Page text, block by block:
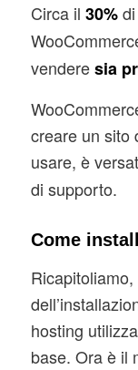
Circa il 30%di
venderesia
creare un sito
usare, è
di supporto.
Come
hosting
base. Ora è il